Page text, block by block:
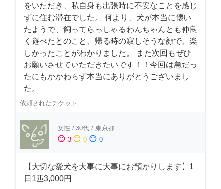
をいただき、私自身も出張時に不安なことを感じ
ずに住む滞在でした。 何より、犬が本当に懐い
たようで、飼ってらっしゃるわんちゃんとも仲良
く遊べたとのこと、帰る時の寂しそうな顔で、楽
しかったことがわかりました。 また次回もぜひ
お願いさせていただきたいです！！今回は急だっ
たにもかかわらず本当にありがとうございまし
た。
依頼されたチケット
女性 / 30代 / 東京都
sentiment_satisfied 3 sentiment_neutral 0 sentiment_dissatisfied 0
【大切な愛犬を大事に大事にお預かりします】1
日1匹3,000円